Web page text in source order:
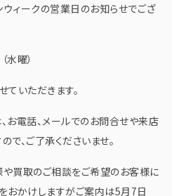
ィークの営業日のお知らせでござ
水曜）
いただきます。
お電話、メールでのお問合せや来店
で、ご了承くださいませ。
買取のご相談をご希望のお客様に
おかけしますがご案内は5月7日